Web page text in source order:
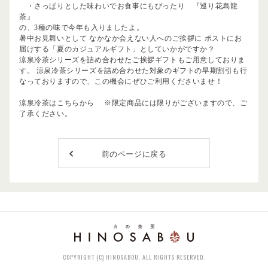
・さっぱりとした味わいでお食事にもぴったり
『巡り花烏龍
茶』
の、3種の味で今年も入りましたよ。
暑中お見舞いとして なかなか会えない人へのご挨拶に ポストにお
届けする 「夏のカジュアルギフト」
としていかがですか？
涼泉冷茶シリーズを詰め合わせたご挨拶ギフトもご用意しておりま
す。 涼泉冷茶シリーズを詰め合わせた対象のギフトの早期割引も行
なっておりますので、この機会にぜひご利用くださいませ！
涼泉冷茶はこちらから
※限定商品には限りがございますので、ご
了承ください。
前のページに戻る
COPYRIGHT (C) HINOSABOU. ALL RIGHTS RESERVED.